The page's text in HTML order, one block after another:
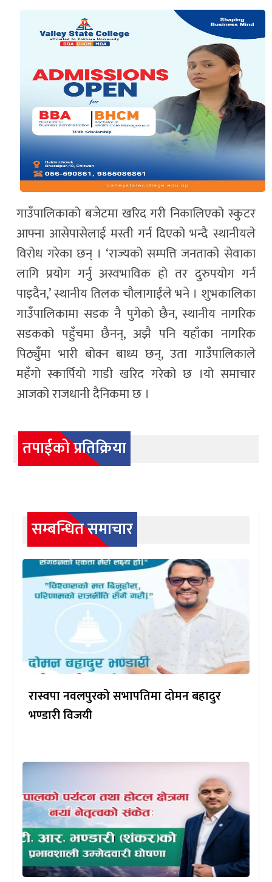
गाउँपालिकाको बजेटमा खरिद गरी निकालिएको स्कुटर
आफ्ना आसेपासेलाई मस्ती गर्न दिएको भन्दै स्थानीयले
विरोध गरेका छन् । ‘राज्यको सम्पत्ति जनताको सेवाका
लागि प्रयोग गर्नु अस्वभाविक हो तर दुरुपयोग गर्न
पाइदैन,’ स्थानीय तिलक चौलागाईंले भने । शुभकालिका
गाउँपालिकामा सडक नै पुगेको छैन, स्थानीय नागरिक
सडकको पहुँचमा छैनन्, अझै पनि यहाँका नागरिक
पिठ्युँमा भारी बोक्न बाध्य छन्, उता गाउँपालिकाले
महँगो स्कार्पियो गाडी खरिद गरेको छ ।यो समाचार
आजको राजधानी दैनिकमा छ ।
तपाईको प्रतिक्रिया
सम्बन्धित समाचार
रास्वपा नवलपुरको सभापतिमा दोमन बहादुर
भण्डारी विजयी